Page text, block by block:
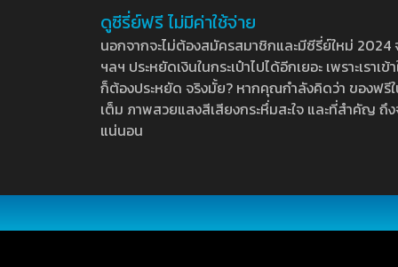
ดูซีรี่ย์ฟรี ไม่มีค่าใช้จ่าย
นอกจากจะไม่ต้องสมัครสมาชิกและมีซีรี่ย์ใหม่
ฯลฯ ประหยัดเงินในกระเป๋าไปได้อีกเยอะ เพราะเร
ก็ต้องประหยัด จริงมั้ย? หากคุณกำลังคิดว่า ของฟ
เต็ม ภาพสวยแสงสีเสียงกระหึ่มสะใจ และที่สำคัญ
แน่นอน